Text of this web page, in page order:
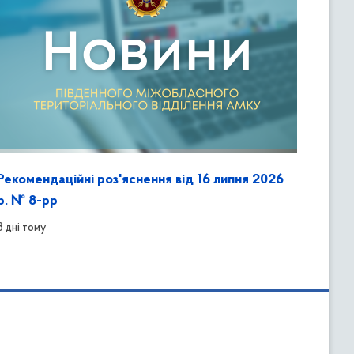
роз'яснення від 16 липня 2026
№ 8-рр
дні тому